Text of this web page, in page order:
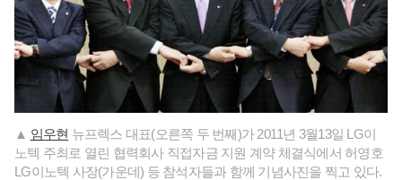
▲ 임우현 뉴프렉스 대표(오른쪽 두 번째)가 2011년 3월13일 LG이
노텍 주최로 열린 협력회사 직접자금 지원 계약 체결식에서 허영호
LG이노텍 사장(가운데) 등 참석자들과 함께 기념사진을 찍고 있다.